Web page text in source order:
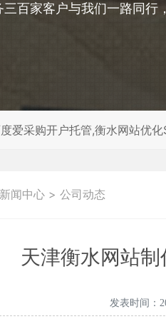
三百家客户与我们一路同行
爱采购开户托管,衡水网站优
新闻中心> 公司动态
天津衡水网站
发表时间：